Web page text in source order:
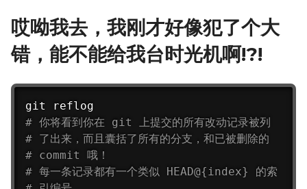
哎呦我去，我刚才好像犯了个大
错，能不能给我台时光机啊!?!
# 你将看到你在 git 上提交的所有改动记录被列
# 了出来，而且囊括了所有的分支，和已被删除的
# commit 哦！
# 每一条记录都有一个类似 HEAD@{index} 的索